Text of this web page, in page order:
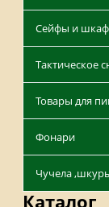
Сейфы и
Тактическое
Товары для
Фонари
Чучела
Каталог